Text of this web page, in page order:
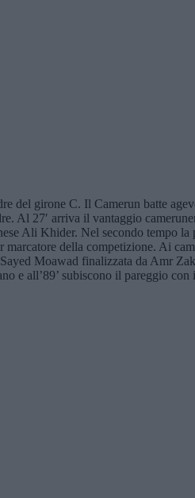
del girone C. Il Camerun batte
Al 27′ arriva il vantaggio
Ali Khider. Nel secondo tempo
della competizione. Ai
Moawad finalizzata da Amr
e all’89’ subiscono il pareggio